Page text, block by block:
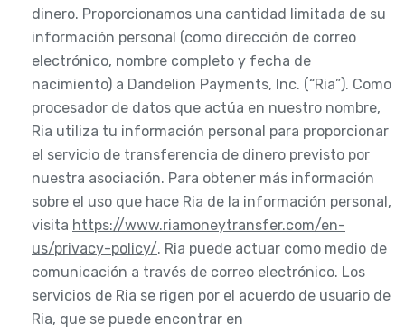
dinero. Proporcionamos una cantidad limitada de su
información personal (como dirección de correo
electrónico, nombre completo y fecha de
nacimiento) a Dandelion Payments, Inc. (“Ria”). Como
procesador de datos que actúa en nuestro nombre,
Ria utiliza tu información personal para proporcionar
el servicio de transferencia de dinero previsto por
nuestra asociación. Para obtener más información
sobre el uso que hace Ria de la información personal,
visita https://www.riamoneytransfer.com/en-
us/privacy-policy/. Ria puede actuar como medio de
comunicación a través de correo electrónico. Los
servicios de Ria se rigen por el acuerdo de usuario de
Ria, que se puede encontrar en